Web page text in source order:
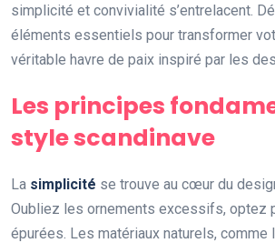
simplicité et convivialité s’entrelacent.
éléments essentiels pour transformer
véritable havre de paix inspiré par les
Les principes
style scandinave
La simplicité se trouve au cœur du
Oubliez les ornements excessifs, optez
épurées. Les matériaux naturels, comme